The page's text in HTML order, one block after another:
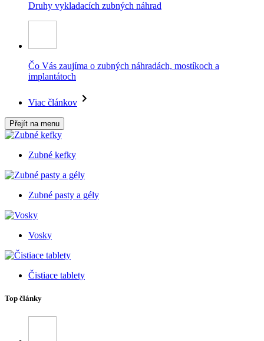
Druhy vykladacích zubných náhrad
Čo Vás zaujíma o zubných náhradách, mostíkoch a
implantátoch
Viac článkov
Přejít na menu
Zubné kefky
Zubné pasty a gély
Vosky
Čistiace tablety
Top články